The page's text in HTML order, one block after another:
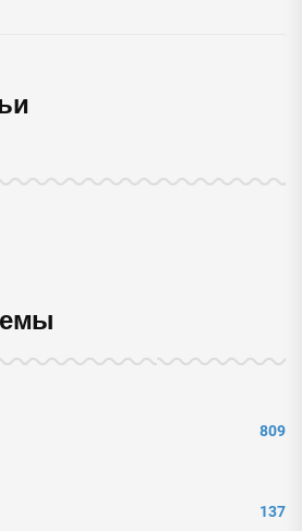
809
137